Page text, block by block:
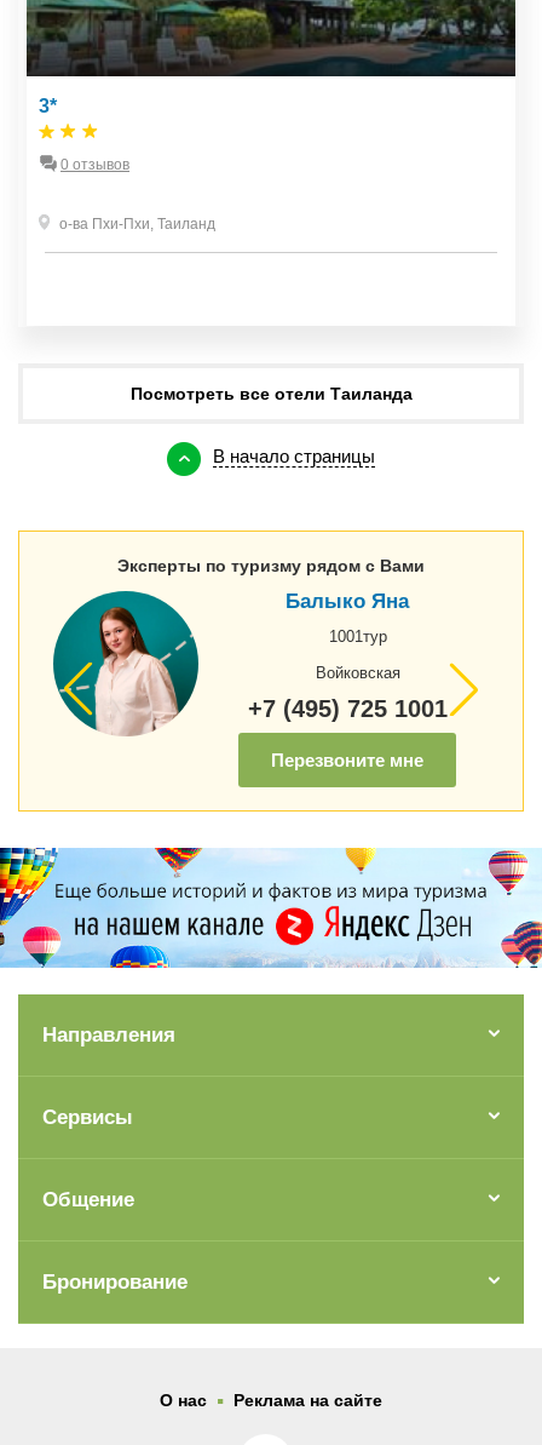
3*
0 отзывов
о-ва Пхи-Пхи, Таиланд
Посмотреть все отели Таиланда
В начало страницы
Эксперты по туризму рядом с Вами
Балыко Яна
1001тур
Войковская
+7 (495) 725 1001
Перезвоните мне
Направления
Сервисы
Общение
Бронирование
О нас . Реклама на сайте